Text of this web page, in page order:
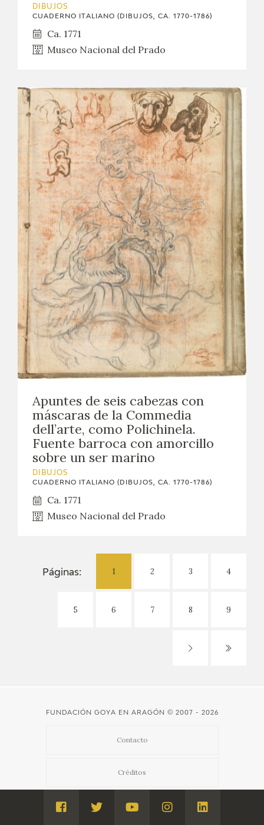
DIBUJOS
CUADERNO ITALIANO (DIBUJOS, CA. 1770-1786)
Ca. 1771
Museo Nacional del Prado
Apuntes de seis cabezas con
máscaras de la Commedia
dell’arte, como Polichinela.
Fuente barroca con amorcillo
sobre un ser marino
DIBUJOS
CUADERNO ITALIANO (DIBUJOS, CA. 1770-1786)
Ca. 1771
Museo Nacional del Prado
Páginas: 1 2 3 4
5 6 7 8 9
FUNDACIÓN GOYA EN ARAGÓN © 2007 - 2026
Contacto
Créditos
Aviso Legal
Visita
Visita
Visita
Visita
Visita